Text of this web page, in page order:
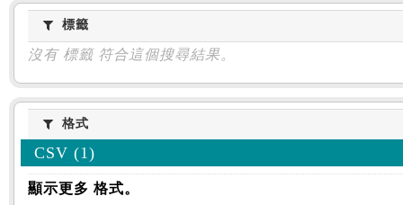
標籤標籤
沒有 標籤 符合這個搜尋結果。
格式格式
CSV (1)
顯示更多 格式。